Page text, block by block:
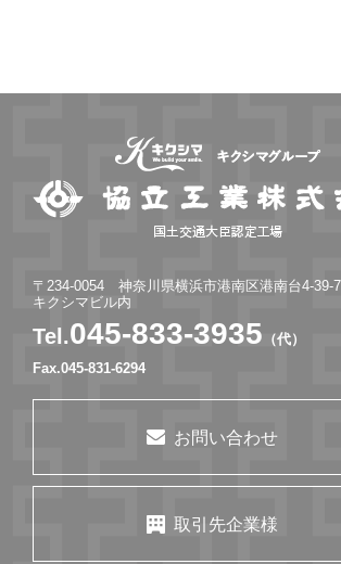
〒234-0054 神奈川県横浜市港南区港南台4-39-7
キクシマビル内
Tel.045-833-3935 （代）
Fax.045-831-6294
お問い合わせ
取引先企業様